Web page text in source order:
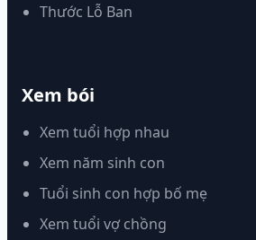
Thước Lỗ Ban
Xem bói
Xem tuổi hợp nhau
Xem năm sinh con
Tuổi sinh con hợp bố mẹ
Xem tuổi vợ chồng